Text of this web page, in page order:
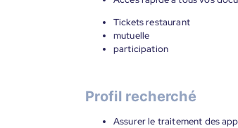
Tickets restaurant
mutuelle
participation
Profil recherché
Assurer le traitement des